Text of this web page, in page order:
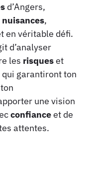
d’Angers,
nuisances,
en véritable défi.
d’analyser
les risqueset
garantiront ton
une vision
confianceet de
attentes.